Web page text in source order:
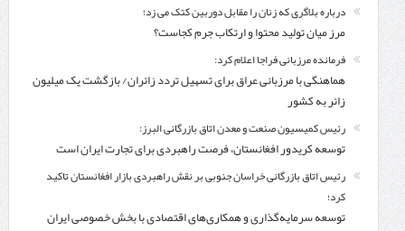
درباره بلاگری که زنان را مقابل دوربین کتک می زد؛
مرز میان تولید محتوا و ارتکاب جرم کجاست؟
فرمانده مرزبانی فراجا اعلام کرد:
هماهنگی با مرزبانی عراق برای تسهیل تردد زائران/ بازگشت یک میلیون
زائر به کشور
رئیس کمیسیون صنعت و معدن اتاق بازرگانی البرز:
توسعه کریدور افغانستان، فرصت راهبردی برای تجارت ایران است
رئیس اتاق بازرگانی خراسان جنوبی بر نقش راهبردی بازار افغانستان تاکید
کرد؛
توسعه سرمایه‌گذاری و همکاری‌های اقتصادی با بخش خصوصی ایران